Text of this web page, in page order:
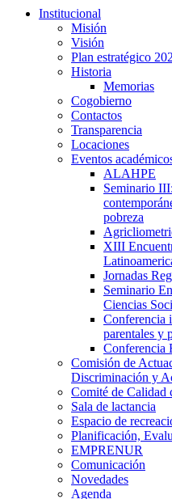
Institucional
Misión
Visión
Plan estratégico
Historia
Memorias
Cogobierno
Contactos
Transparencia
Locaciones
Eventos
ALAHPE
Seminario
pobreza
XIII
Jornadas
Seminario
Ciencias
Conferencia
parentales y
Comisión de
Discriminación y
Comité de Calidad
Sala de lactancia
Espacio de
Planificación,
EMPRENUR
Comunicación
Novedades
Agenda